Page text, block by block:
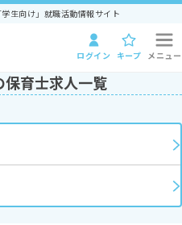
生向け」就職活動情報サイト
ログイン キープ メニュー
保育士求人一覧